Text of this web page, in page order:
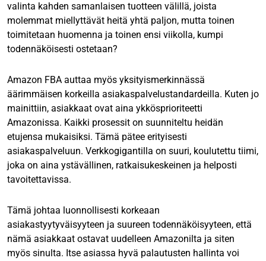
valinta kahden samanlaisen tuotteen välillä, joista
molemmat miellyttävät heitä yhtä paljon, mutta toinen
toimitetaan huomenna ja toinen ensi viikolla, kumpi
todennäköisesti ostetaan?
Amazon FBA auttaa myös yksityismerkinnässä
äärimmäisen korkeilla asiakaspalvelustandardeilla. Kuten jo
mainittiin, asiakkaat ovat aina ykkösprioriteetti
Amazonissa. Kaikki prosessit on suunniteltu heidän
etujensa mukaisiksi. Tämä pätee erityisesti
asiakaspalveluun. Verkkogigantilla on suuri, koulutettu tiimi,
joka on aina ystävällinen, ratkaisukeskeinen ja helposti
tavoitettavissa.
Tämä johtaa luonnollisesti korkeaan
asiakastyytyväisyyteen ja suureen todennäköisyyteen, että
nämä asiakkaat ostavat uudelleen Amazonilta ja siten
myös sinulta. Itse asiassa hyvä palautusten hallinta voi